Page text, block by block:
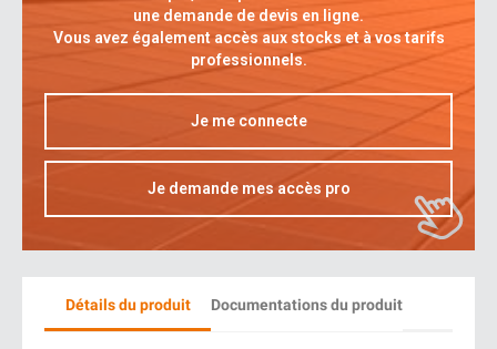
une demande de devis en ligne.
Vous avez également accès aux stocks et à vos tarifs
professionnels.
Je me connecte
Je demande mes accès pro
Détails du produit Documentations du produit